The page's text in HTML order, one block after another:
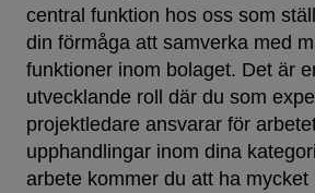
central funktion hos oss som
din förmåga att samverka med
funktioner inom bolaget. Det är
utvecklande roll där du som
projektledare ansvarar för
upphandlingar inom dina
arbete kommer du att ha